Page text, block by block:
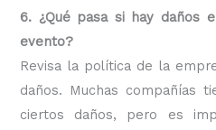
6. ¿Qué pasa si hay daños
evento?
Revisa la política de la
daños. Muchas compañías
ciertos daños, pero es